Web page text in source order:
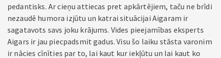
pedantisks. Ar cieņu attiecas pret apkārtējiem, taču ne brīdi
nezaudē humora izjūtu un katrai situācijai Aigaram ir
sagatavots savs joku krājums. Vides pieejamības eksperts
Aigars ir jau piecpadsmit gadus. Visu šo laiku stāsta varonim
ir nācies cīnīties par to, lai kaut kur iekļūtu un lai kaut ko